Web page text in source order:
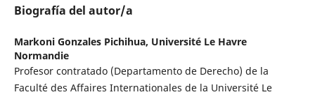
Biografía del autor/a
Markoni Gonzales Pichihua, Université Le Havre
Normandie
Profesor contratado (Departamento de Derecho) de la
Faculté des Affaires Internationales de la Université Le